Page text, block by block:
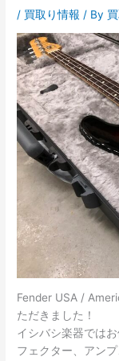
/ 買取り情報 / By
Fender USA /
ただきました！
イシバシ楽器では
フェクター、アン